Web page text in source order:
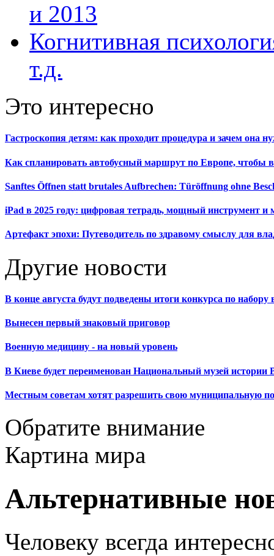
и 2013
Когнитивная
т.д.
Это интересно
Гастроскопия детям: как проходит процедура и зачем она
Как спланировать автобусный маршрут по Европе, чтобы
Sanftes Öffnen statt brutales Aufbrechen: Türöffnung ohne
iPad в 2025 году: цифровая тетрадь, мощный инструмент и
Артефакт эпохи: Путеводитель по здравому смыслу для
Другие новости
В конце августа будут подведены итоги конкурса по
Вынесен первый знаковый приговор
Военную медицину - на новый уровень
В Киеве будет переименован Национальный музей истории
Местным советам хотят разрешить свою муниципальную
Обратите внимание
Картина мира
Альтернативные
Человеку всегда